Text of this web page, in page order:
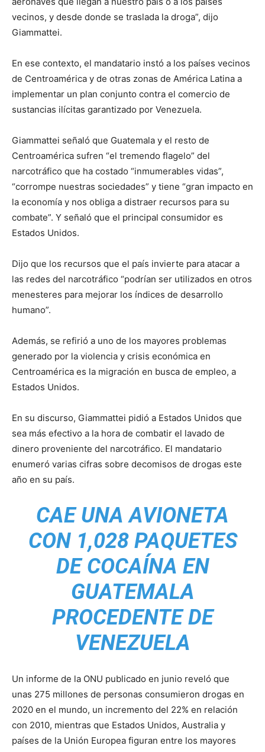
vecinos, y desde donde se traslada la droga”, dijo
Giammattei.
En ese contexto, el mandatario instó a los países vecinos
de Centroamérica y de otras zonas de América Latina a
implementar un plan conjunto contra el comercio de
sustancias ilícitas garantizado por Venezuela.
Giammattei señaló que Guatemala y el resto de
Centroamérica sufren “el tremendo flagelo” del
narcotráfico que ha costado “inmumerables vidas”,
“corrompe nuestras sociedades” y tiene “gran impacto en
la economía y nos obliga a distraer recursos para su
combate”. Y señaló que el principal consumidor es
Estados Unidos.
Dijo que los recursos que el país invierte para atacar a
las redes del narcotráfico “podrían ser utilizados en otros
menesteres para mejorar los índices de desarrollo
humano”.
Además, se refirió a uno de los mayores problemas
generado por la violencia y crisis económica en
Centroamérica es la migración en busca de empleo, a
Estados Unidos.
En su discurso, Giammattei pidió a Estados Unidos que
sea más efectivo a la hora de combatir el lavado de
dinero proveniente del narcotráfico. El mandatario
enumeró varias cifras sobre decomisos de drogas este
año en su país.
CAE UNA AVIONETA
CON 1,028 PAQUETES
DE COCAÍNA EN
GUATEMALA
PROCEDENTE DE
VENEZUELA
Un informe de la ONU publicado en junio reveló que
unas 275 millones de personas consumieron drogas en
2020 en el mundo, un incremento del 22% en relación
con 2010, mientras que Estados Unidos, Australia y
países de la Unión Europea figuran entre los mayores